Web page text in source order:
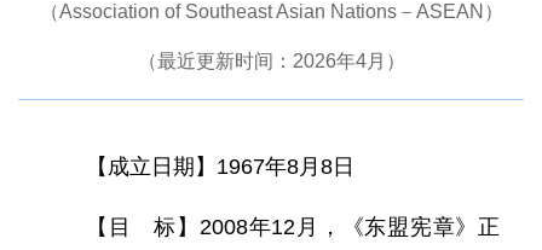
（Association of Southeast Asian Nations－ASEAN）
（最近更新时间：2026年4月）
【成立日期】1967年8月8日
【目 标】2008年12月，《东盟宪章》正